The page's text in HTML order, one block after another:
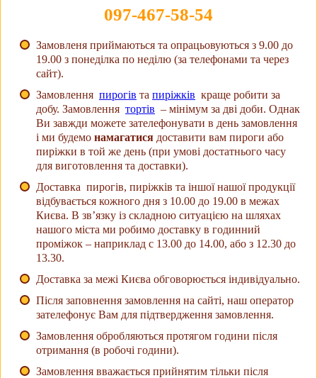
097-467-58-54
Замовленя приймаються та опрацьовуються з 9.00 до
19.00 з понеділка по неділю (за телефонами та через
сайт).
Замовлення пирогів та пиріжків краще робити за
добу. Замовлення тортів – мінімум за дві доби. Однак
Ви завжди можете зателефонувати в день замовлення
і ми будемо намагатися доставити вам пироги або
пиріжки в той же день (при умові достатнього часу
для виготовлення та доставки).
Доставка пирогів, пиріжків та іншої нашої продукції
відбувається кожного дня з 10.00 до 19.00 в межах
Києва. В зв’язку із складною ситуацією на шляхах
нашого міста ми робимо доставку в годинний
проміжок – наприклад с 13.00 до 14.00, або з 12.30 до
13.30.
Доставка за межі Києва обговорюється індивідуально.
Після заповнення замовлення на сайті, наш оператор
зателефонує Вам для підтвердження замовлення.
Замовлення обробляються протягом години після
отримання (в робочі години).
Замовлення вважається прийнятим тільки після